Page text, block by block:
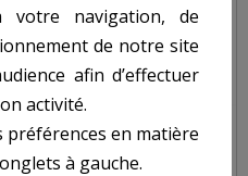
LONGUEUR 160MM
votre navigation, de
de notre site
afin d’effectuer
activité.
en matière
à gauche.